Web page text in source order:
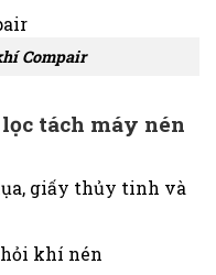
Compair
tách máy nén
giấy thủy tinh và
khí nén